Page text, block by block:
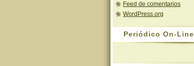
Feed de comentarios
WordPress.org
Periódico On-Line